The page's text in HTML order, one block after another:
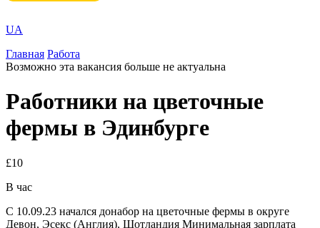
UA
Главная Работа
Возможно эта вакансия больше не актуальна
Работники на цветочные
фермы в Эдинбурге
£10
В час
С 10.09.23 начался донабор на цветочные фермы в округе
Девон, Эсекс (Англия), Шотландия Минимальная зарплата